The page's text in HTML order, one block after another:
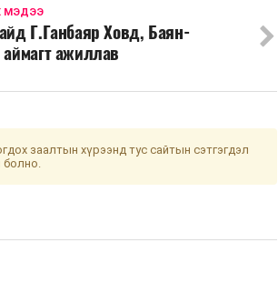
МЭДЭЭ
Г.Ганбаяр Ховд, Баян-
ажиллав
заалтын хүрээнд тус сайтын сэтгэгдэл
болно.